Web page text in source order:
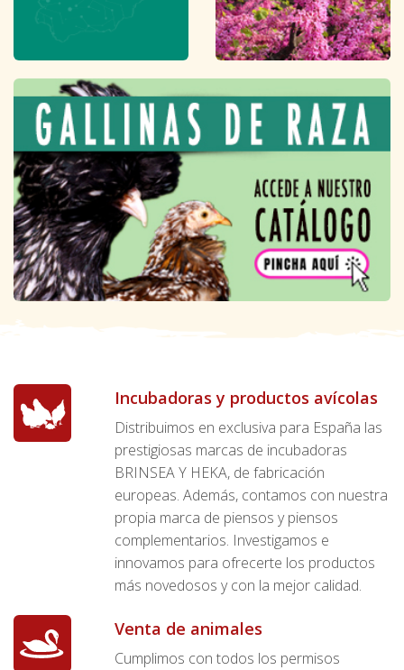
Incubadoras y productos avícolas
Distribuimos en exclusiva para España las
prestigiosas marcas de incubadoras
BRINSEA Y HEKA, de fabricación
europeas. Además, contamos con nuestra
propia marca de piensos y piensos
complementarios. Investigamos e
innovamos para ofrecerte los productos
más novedosos y con la mejor calidad.
Venta de animales
Cumplimos con todos los permisos